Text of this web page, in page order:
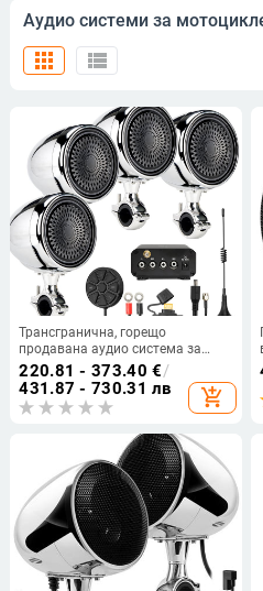
Аудио системи за
view_list
apps
Трансгранична, горещо
продавана аудио система за
мотоциклети, 600 вата, с
дистанционно управление на
силата на звука, висока мощност,
Bluetooth, USB, FM, SUX,
многофункционалност
220.81 - 373.40 €/
431.87 - 730.31 лв
add_shopping_cart